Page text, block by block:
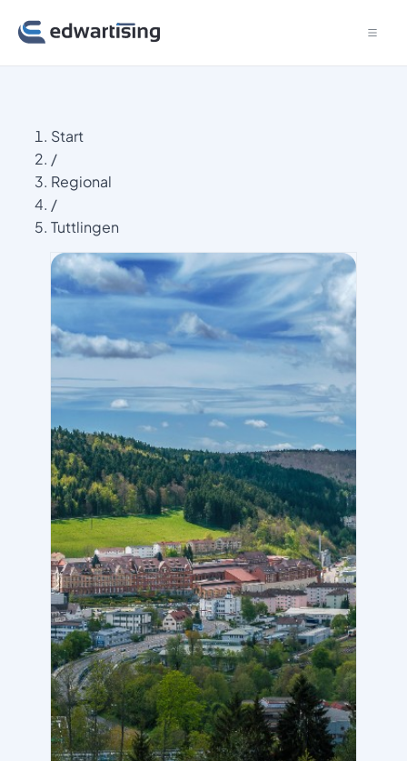
Start
/
Regional
/
Tuttlingen